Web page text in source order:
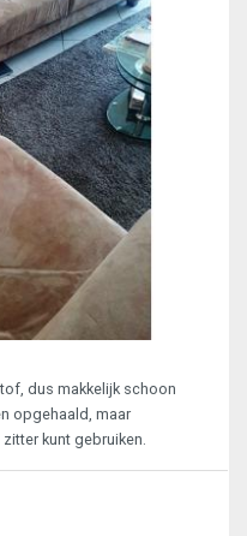
dus makkelijk schoon
opgehaald, maar
kunt gebruiken.